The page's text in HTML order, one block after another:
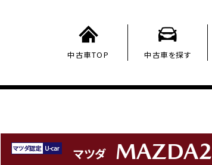
中古車TOP 中古車を探す
マツダ MAZDA2